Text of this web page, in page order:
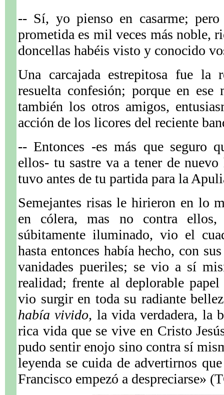
-- Sí, yo pienso en casarme;
prometida es mil veces más noble,
doncellas habéis visto y conocido
Una carcajada estrepitosa fue la
resuelta confesión; porque en ese
también los otros amigos,
acción de los licores del reciente
-- Entonces -es más que seguro
ellos- tu sastre va a tener de
tuvo antes de tu partida para la
Semejantes risas le hirieron en lo
en cólera, mas no contra
súbitamente iluminado, vio el
hasta entonces había hecho, con
vanidades pueriles; se vio a sí
realidad; frente al deplorable papel
vio surgir en toda su radiante
había vivido, la vida verdadera, la
rica vida que se vive en Cristo
pudo sentir enojo sino contra sí
leyenda se cuida de advertirnos
Francisco empezó a despreciarse»